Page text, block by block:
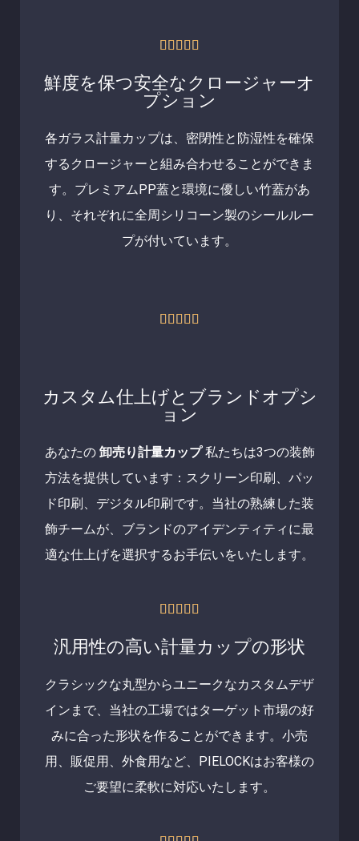
    
5
評
価
鮮度を保つ安全なクロージャーオ
プション
各ガラス計量カップは、密閉性と防湿性を確保
するクロージャーと組み合わせることができま
す。プレミアムPP蓋と環境に優しい竹蓋があ
り、それぞれに全周シリコーン製のシールルー
プが付いています。
    
評
カスタム仕上げとブランドオプシ
ョン
あなたの 卸売り計量カップ私たちは3つの装飾
方法を提供しています：スクリーン印刷、パッ
ド印刷、デジタル印刷です。当社の熟練した装
飾チームが、ブランドのアイデンティティに最
適な仕上げを選択するお手伝いをいたします。
    
の
評
価
汎用性の高い計量カップの形状
クラシックな丸型からユニークなカスタムデザ
インまで、当社の工場ではターゲット市場の好
みに合った形状を作ることができます。小売
用、販促用、外食用など、PIELOCKはお客様の
ご要望に柔軟に対応いたします。